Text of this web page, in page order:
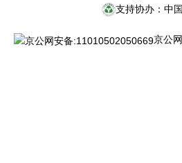
支持协办：中
京公